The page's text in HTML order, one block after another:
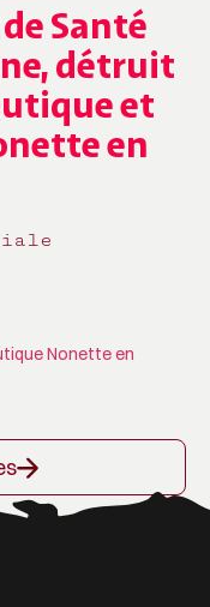
Santé
détruit
et
en
Nonette en